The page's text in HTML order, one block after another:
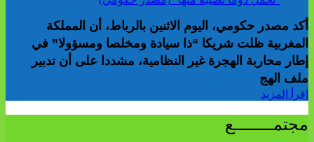
أكد مصدر حكومي، اليوم الاثنين بالرباط، أن المملكة
المغربية ظلت شريكا “ذا سيادة ومخلصا ومسؤولا” في
إطار محاربة الهجرة غير النظامية، مشددا على أن تدبير
ملف الهج
إقرأ المزيد
مجتمــــــــع